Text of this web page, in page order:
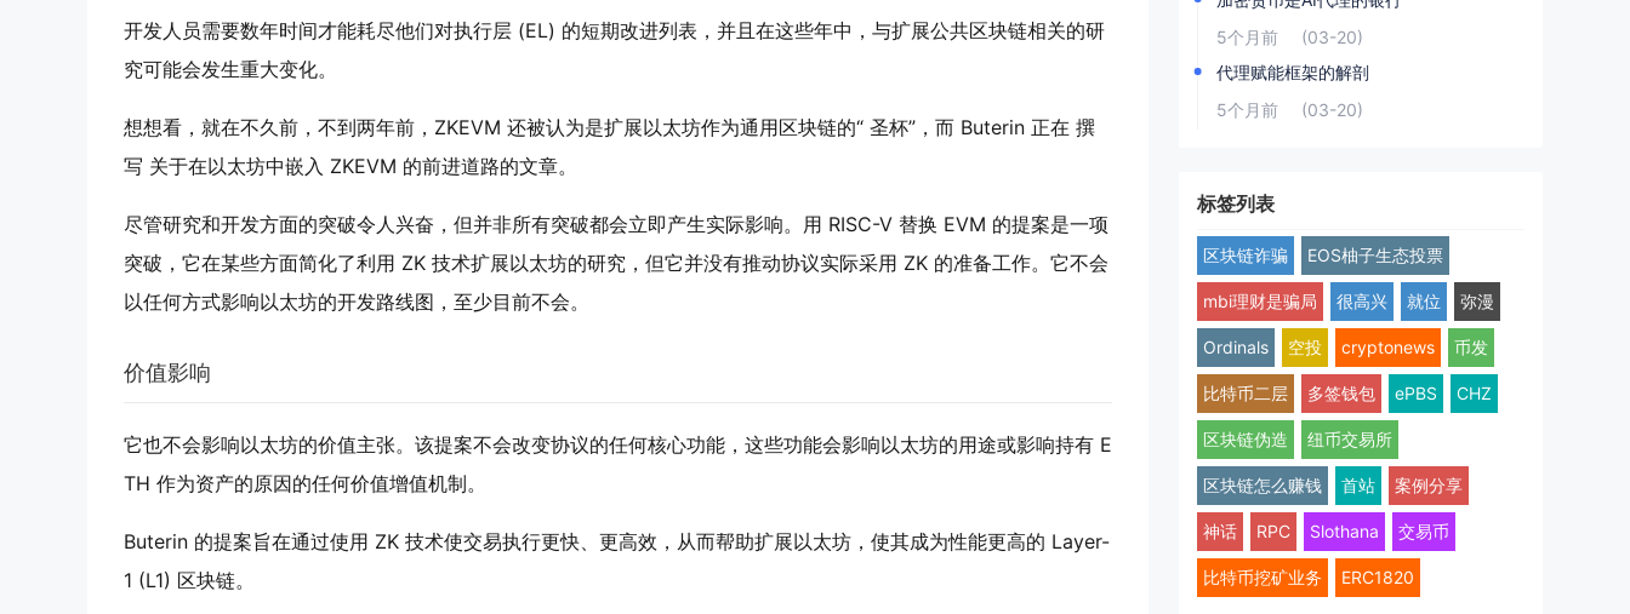
开发人员需要数年时间才能耗尽他们对执行层 (EL) 的短期改进列表，并且在这些年中，与扩展公共区块链相关的研
究可能会发生重大变化。
想想看，就在不久前，不到两年前，ZKEVM 还被认为是扩展以太坊作为通用区块链的“ 圣杯”，而 Buterin 正在 撰
写 关于在以太坊中嵌入 ZKEVM 的前进道路的文章。
尽管研究和开发方面的突破令人兴奋，但并非所有突破都会立即产生实际影响。用 RISC-V 替换 EVM 的提案是一项
突破，它在某些方面简化了利用 ZK 技术扩展以太坊的研究，但它并没有推动协议实际采用 ZK 的准备工作。它不会
以任何方式影响以太坊的开发路线图，至少目前不会。
价值影响
它也不会影响以太坊的价值主张。该提案不会改变协议的任何核心功能，这些功能会影响以太坊的用途或影响持有 E
TH 作为资产的原因的任何价值增值机制。
Buterin 的提案旨在通过使用 ZK 技术使交易执行更快、更高效，从而帮助扩展以太坊，使其成为性能更高的 Layer-
1 (L1) 区块链。
5个月前
(03-20)
代理赋能框架的解剖
5个月前
(03-20)
标签列表
区块链诈骗 EOS柚子生态投票
mbi理财是骗局 很高兴 就位 弥漫
Ordinals 空投 cryptonews 币发
比特币二层 多签钱包 ePBS CHZ
区块链伪造 纽币交易所
区块链怎么赚钱 首站 案例分享
神话 RPC Slothana 交易币
比特币挖矿业务 ERC1820